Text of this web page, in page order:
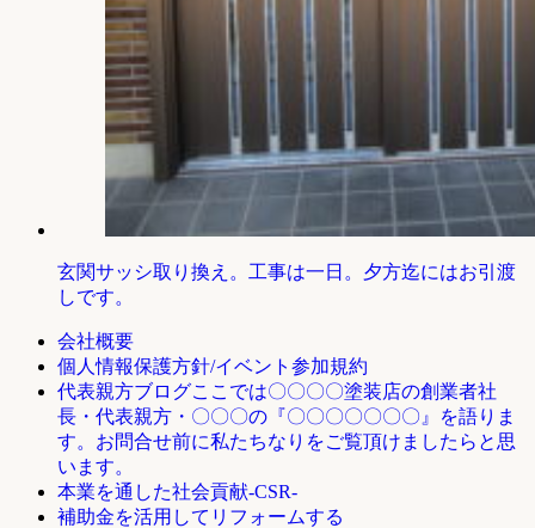
玄関サッシ取り換え。工事は一日。夕方迄にはお引渡
しです。
会社概要
個人情報保護方針/イベント参加規約
代表親方ブログここでは〇〇〇〇塗装店の創業者社
長・代表親方・〇〇〇の『〇〇〇〇〇〇〇』を語りま
す。お問合せ前に私たちなりをご覧頂けましたらと思
います。
本業を通した社会貢献-CSR-
補助金を活用してリフォームする